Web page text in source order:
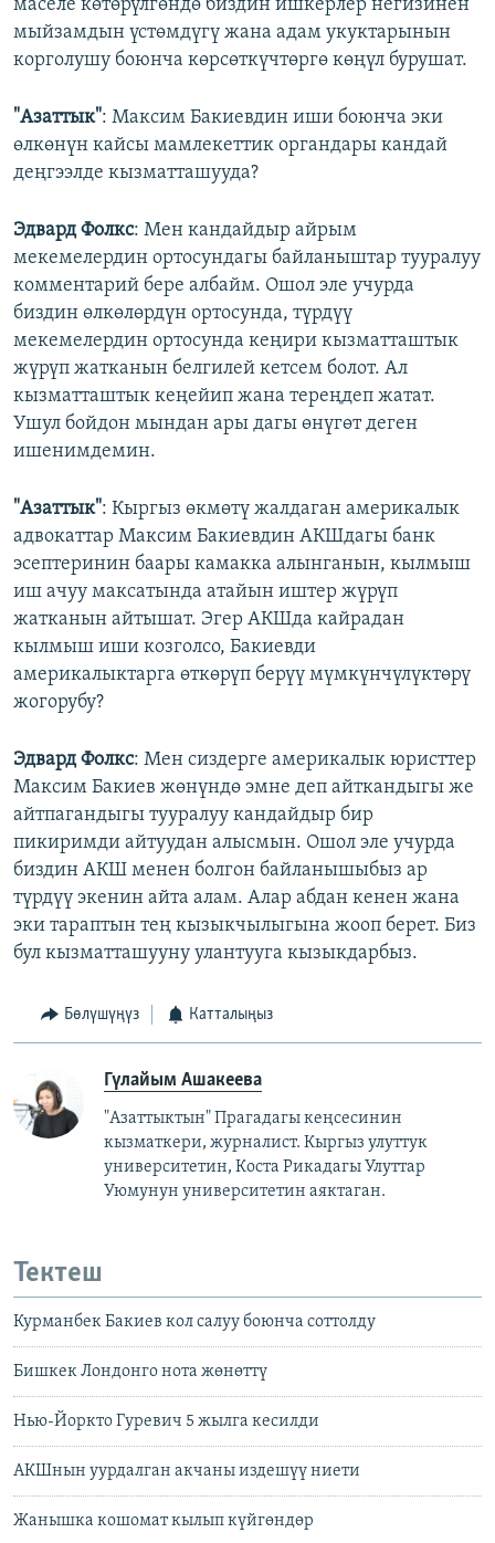
маселе көтөрүлгөндө биздин ишкерлер негизинен
мыйзамдын үстөмдүгү жана адам укуктарынын
корголушу боюнча көрсөткүчтөргө көңүл бурушат.
"Азаттык": Максим Бакиевдин иши боюнча эки
өлкөнүн кайсы мамлекеттик органдары кандай
деңгээлде кызматташууда?
Эдвард Фолкс: Мен кандайдыр айрым
мекемелердин ортосундагы байланыштар тууралуу
комментарий бере албайм. Ошол эле учурда
биздин өлкөлөрдүн ортосунда, түрдүү
мекемелердин ортосунда кеңири кызматташтык
жүрүп жатканын белгилей кетсем болот. Ал
кызматташтык кеңейип жана тереңдеп жатат.
Ушул бойдон мындан ары дагы өнүгөт деген
ишенимдемин.
"Азаттык": Кыргыз өкмөтү жалдаган америкалык
адвокаттар Максим Бакиевдин АКШдагы банк
эсептеринин баары камакка алынганын, кылмыш
иш ачуу максатында атайын иштер жүрүп
жатканын айтышат. Эгер АКШда кайрадан
кылмыш иши козголсо, Бакиевди
америкалыктарга өткөрүп берүү мүмкүнчүлүктөрү
жогорубу?
Эдвард Фолкс: Мен сиздерге америкалык юристтер
Максим Бакиев жөнүндө эмне деп айткандыгы же
айтпагандыгы тууралуу кандайдыр бир
пикиримди айтуудан алысмын. Ошол эле учурда
биздин АКШ менен болгон байланышыбыз ар
түрдүү экенин айта алам. Алар абдан кенен жана
эки тараптын тең кызыкчылыгына жооп берет. Биз
бул кызматташууну улантууга кызыкдарбыз.
Бөлүшүңүз Катталыңыз
Гүлайым Ашакеева
"Азаттыктын" Прагадагы кеңсесинин
кызматкери, журналист. Кыргыз улуттук
университетин, Коста Рикадагы Улуттар
Уюмунун университетин аяктаган.
Тектеш
Курманбек Бакиев кол салуу боюнча соттолду
Бишкек Лондонго нота жөнөттү
Нью-Йоркто Гуревич 5 жылга кесилди
АКШнын уурдалган акчаны издешүү ниети
Жанышка кошомат кылып күйгөндөр